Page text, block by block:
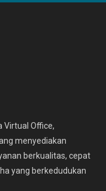
Virtual Office,
menyediakan
berkualitas, cepat
yang berkedudukan